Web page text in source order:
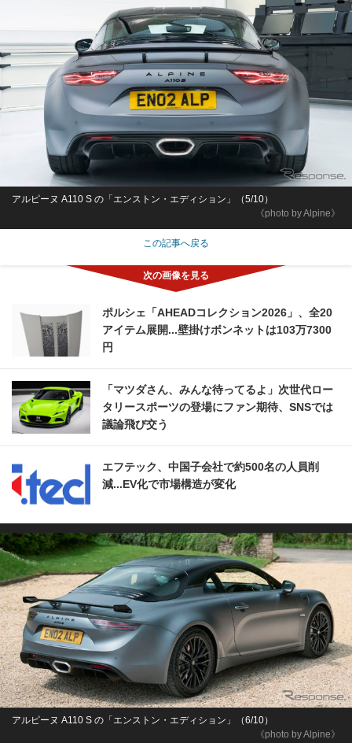
《photo by Alpine》
アルピーヌ A110 S の「エンストン・エディション」（5/10）
この記事へ戻る
ポルシェ「AHEADコレクション2026」、全20
アイテム展開...壁掛けボンネットは103万7300
円
「マツダさん、みんな待ってるよ」次世代ロー
タリースポーツの登場にファン期待、SNSでは
議論飛び交う
エフテック、中国子会社で約500名の人員削
減...EV化で市場構造が変化
《photo by Alpine》
アルピーヌ A110 S の「エンストン・エディション」（6/10）